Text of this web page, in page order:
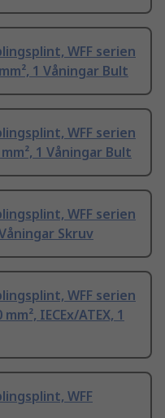
WFF serien
1 Våningar Bult
WFF serien
1 Våningar Bult
WFF serien
Skruv
WFF serien
IECEx/ATEX, 1
WFF